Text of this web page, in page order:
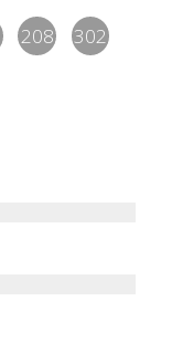
208
302